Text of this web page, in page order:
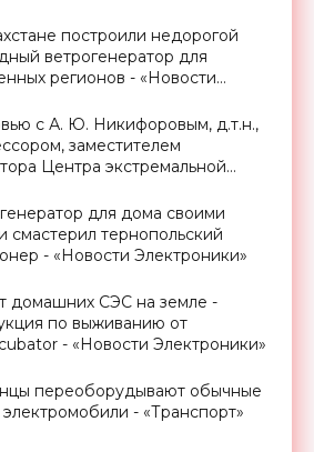
построили недорогой
ветрогенератор для
регионов - «Новости
с А. Ю. Никифоровым, д.т.н.,
заместителем
Центра экстремальной
«Смартфоны»для дома своими
смастерил тернопольский
- «Новости Электроники»
домашних СЭС на земле -
по выживанию от
- «Новости Электроники»
переоборудывают обычные
электромобили - «Транспорт»